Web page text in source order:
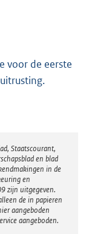
voor de eerste
Staatscourant,
en blad
in de
en
zijn uitgegeven.
de in papieren
aangeboden
aangeboden.